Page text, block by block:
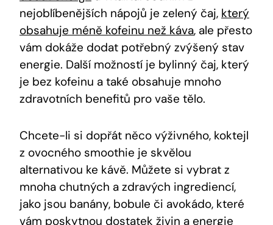
nejoblíbenějších nápojů je zelený čaj, který
obsahuje méně kofeinu než káva, ale přesto
vám dokáže dodat potřebný zvýšený stav
energie. Další možností je bylinný čaj, který
je bez kofeinu a také obsahuje mnoho
zdravotních benefitů pro vaše tělo.
Chcete-li si dopřát něco výživného, koktejl
z ovocného smoothie je skvělou
alternativou ke kávě. Můžete si vybrat z
mnoha chutných a zdravých ingrediencí,
jako jsou banány, bobule či avokádo, které
vám poskytnou dostatek živin a energie